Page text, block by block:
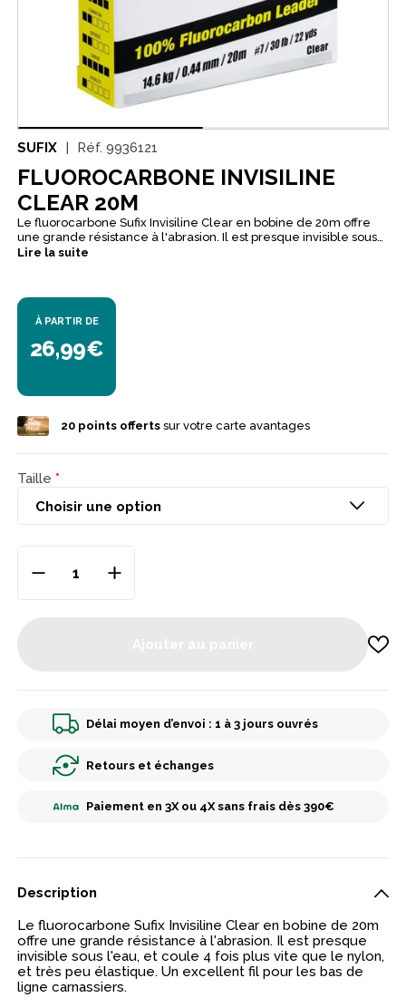
SUFIX Réf. 9936121
FLUOROCARBONE INVISILINE
CLEAR 20M
Le fluorocarbone Sufix Invisiline Clear en bobine de 20m offre
une grande résistance à l'abrasion. Il est presque invisible sous
l'eau, et coule 4 fois plus vite que le nylon, et très peu élastique.
Lire la suite
À PARTIR DE
26,99€
20points offertssur votre carte avantages
Taille
Délai moyen d’envoi : 1 à 3 jours ouvrés
Retours et échanges
Paiement en 3X ou 4X sans frais dès 390€
Description
Le fluorocarbone Sufix Invisiline Clear en bobine de 20m
offre une grande résistance à l'abrasion. Il est presque
invisible sous l'eau, et coule 4 fois plus vite que le nylon,
et très peu élastique. Un excellent fil pour les bas de
ligne carnassiers.